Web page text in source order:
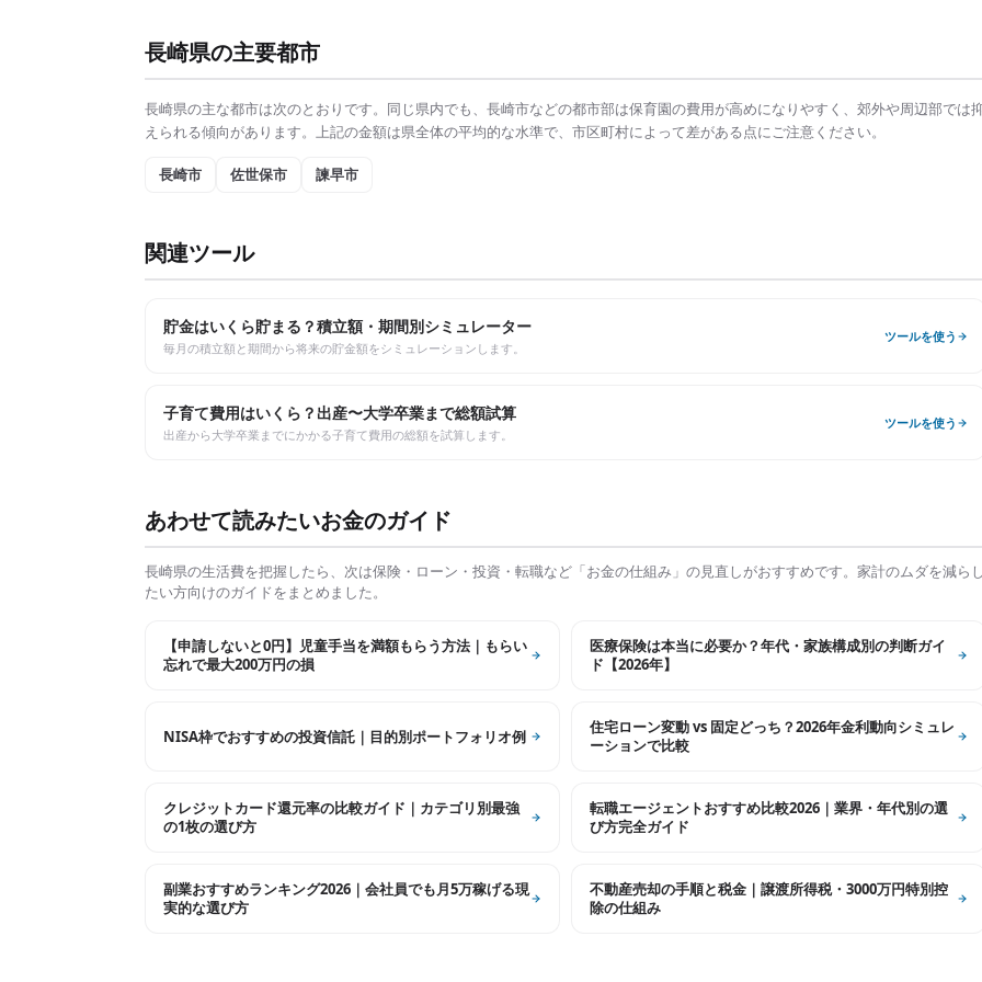
長崎県の主要都市
長崎県の主な都市は次のとおりです。同じ県内でも、 長崎市などの都市部は保育園の費用が高めになりやすく、郊外や周辺部では
えられる傾向があります。上記の金額は県全体の平均的な水準で、市区町村によって差がある点にご注意ください。
長崎市 佐世保市 諫早市
関連ツール
貯金はいくら貯まる？積立額・期間別シミュレーター
毎月の積立額と期間から将来の貯金額をシミュレーションします。
ツールを使う
子育て費用はいくら？出産〜大学卒業まで総額試算
出産から大学卒業までにかかる子育て費用の総額を試算します。
ツールを使う
あわせて読みたいお金のガイド
長崎県の生活費を把握したら、次は保険・ローン・投資・転職など「お金の仕組み」の見直しがおすすめです。家計のムダを減ら
たい方向けのガイドをまとめました。
【申請しないと0円】児童手当を満額もらう方法｜もらい
忘れで最大200万円の損
医療保険は本当に必要か？年代・家族構成別の判断ガイ
ド【2026年】
NISA枠でおすすめの投資信託｜目的別ポートフォリオ例
住宅ローン変動 vs 固定どっち？2026年金利動向シミュレ
ーションで比較
クレジットカード還元率の比較ガイド｜カテゴリ別最強
の1枚の選び方
転職エージェントおすすめ比較2026｜業界・年代別の選
び方完全ガイド
副業おすすめランキング2026｜会社員でも月5万稼げる現
実的な選び方
不動産売却の手順と税金｜譲渡所得税・3000万円特別控
除の仕組み